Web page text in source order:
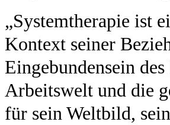
„Systemtherapie ist
Kontext seiner
Eingebundensein
Arbeitswelt und die
für sein Weltbild,